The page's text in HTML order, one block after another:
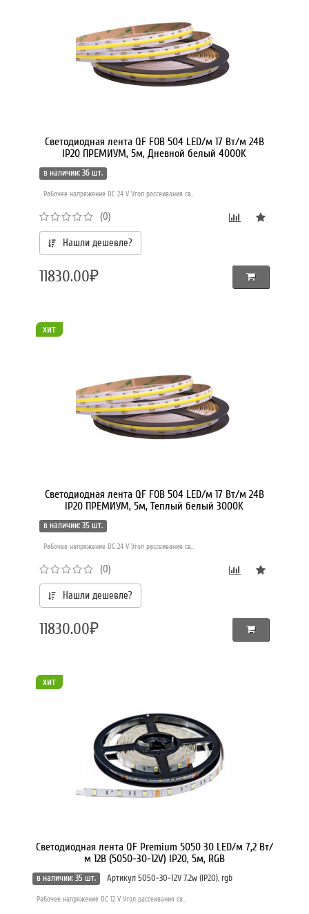
Светодиодная лента QF FOB 504 LED/м 17 Вт/м 24В
IP20 ПРЕМИУМ, 5м, Дневной белый 4000K
в наличии: 36 шт.
Рабочее напряжение DC 24 V Угол рассеивания св..
(0)
Нашли дешевле?
11830.00₽
хит
Светодиодная лента QF FOB 504 LED/м 17 Вт/м 24В
IP20 ПРЕМИУМ, 5м, Теплый белый 3000K
в наличии: 35 шт.
Рабочее напряжение DC 24 V Угол рассеивания св..
(0)
Нашли дешевле?
11830.00₽
хит
Светодиодная лента QF Premium 5050 30 LED/м 7,2 Вт/
м 12В (5050-30-12V) IP20, 5м, RGB
в наличии: 35 шт. Артикул 5050-30-12V 7.2w (IP20), rgb
Рабочее напряжение DC 12 V Угол рассеивания св..